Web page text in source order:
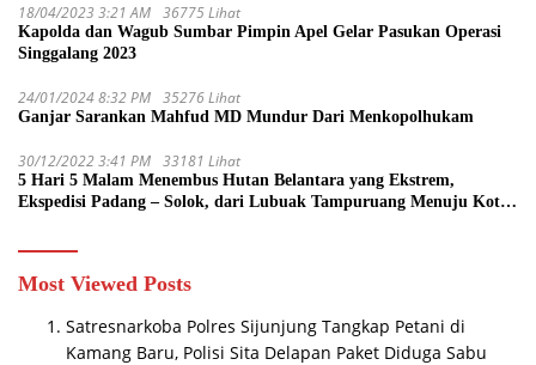
18/04/2023 3:21 AM 36775 Lihat
Kapolda dan Wagub Sumbar Pimpin Apel Gelar Pasukan Operasi
Singgalang 2023
24/01/2024 8:32 PM 35276 Lihat
Ganjar Sarankan Mahfud MD Mundur Dari Menkopolhukam
30/12/2022 3:41 PM 33181 Lihat
5 Hari 5 Malam Menembus Hutan Belantara yang Ekstrem,
Ekspedisi Padang – Solok, dari Lubuak Tampuruang Menuju Koto
Most Viewed Posts
Satresnarkoba Polres Sijunjung Tangkap Petani di
Kamang Baru, Polisi Sita Delapan Paket Diduga Sabu